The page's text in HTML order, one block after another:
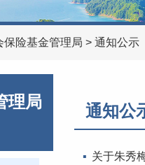
保险基金管理局 > 通知公示
理局 通知公
关于朱秀